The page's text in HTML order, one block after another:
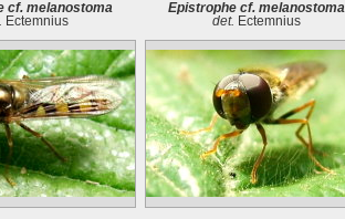
cf. melanostoma
Ectemnius
Epistrophe cf. melanostoma
det. Ectemnius